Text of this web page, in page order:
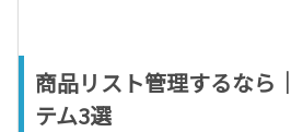
商品リスト管理するなら
テム3選